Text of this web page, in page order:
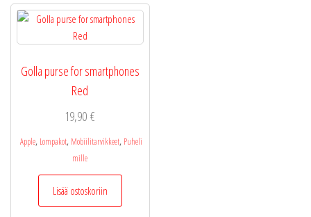
Golla purse for smartphones
Red
19,90€
Apple, Lompakot, Mobiilitarvikkeet, Puheli
mille
Lisää ostoskoriin